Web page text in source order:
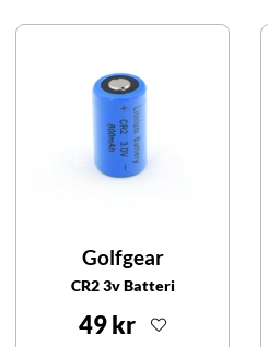
Golfgear
CR2 3v Batteri
49 kr